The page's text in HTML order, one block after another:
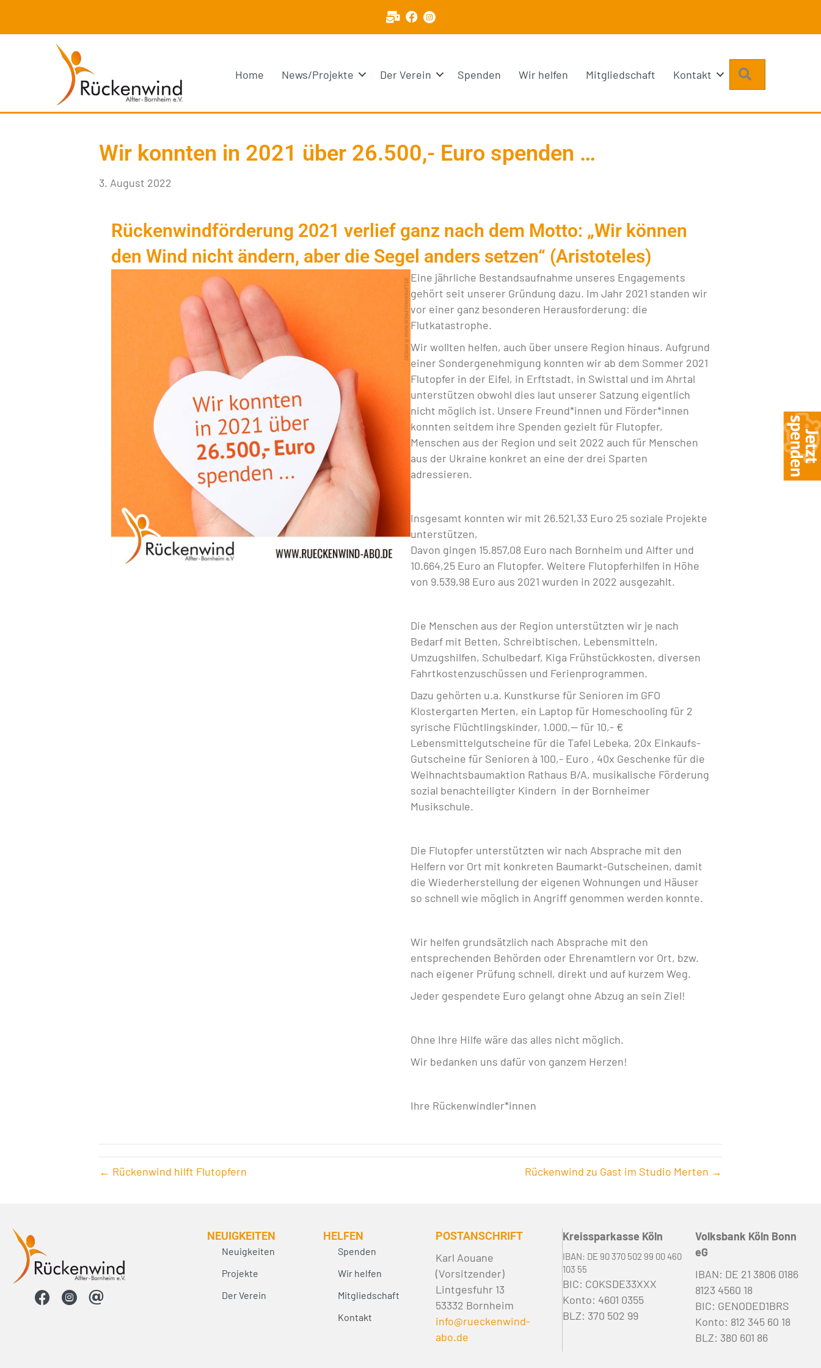
Home News/Projekte Der Verein Spenden Wir helfen Mitgliedschaft Kontakt
Wir konnten in 2021 über 26.500,- Euro spenden …
3. August 2022
Rückenwindförderung 2021 verlief ganz nach dem Motto: „Wir können
den Wind nicht ändern, aber die Segel anders setzen“ (Aristoteles)
Eine jährliche Bestandsaufnahme unseres Engagements
gehört seit unserer Gründung dazu. Im Jahr 2021 standen wir
vor einer ganz besonderen Herausforderung: die
Flutkatastrophe.
Wir wollten helfen, auch über unsere Region hinaus. Aufgrund
einer Sondergenehmigung konnten wir ab dem Sommer 2021
Flutopfer in der Eifel, in Erftstadt, in Swisttal und im Ahrtal
unterstützen obwohl dies laut unserer Satzung eigentlich
nicht möglich ist. Unsere Freund*innen und Förder*innen
konnten seitdem ihre Spenden gezielt für Flutopfer,
Menschen aus der Region und seit 2022 auch für Menschen
aus der Ukraine konkret an eine der drei Sparten
adressieren.
Insgesamt konnten wir mit 26.521,33 Euro 25 soziale Projekte
unterstützen,
Davon gingen 15.857,08 Euro nach Bornheim und Alfter und
10.664,25 Euro an Flutopfer. Weitere Flutopferhilfen in Höhe
von 9.539,98 Euro aus 2021 wurden in 2022 ausgezahlt.
Die Menschen aus der Region unterstützten wir je nach
Bedarf mit Betten, Schreibtischen, Lebensmitteln,
Umzugshilfen, Schulbedarf, Kiga Frühstückkosten, diversen
Fahrtkostenzuschüssen und Ferienprogrammen.
Dazu gehörten u.a. Kunstkurse für Senioren im GFO
Klostergarten Merten, ein Laptop für Homeschooling für 2
syrische Flüchtlingskinder, 1.000,-- für 10,- €
Lebensmittelgutscheine für die Tafel Lebeka, 20x Einkaufs-
Gutscheine für Senioren à 100,- Euro , 40x Geschenke für die
Weihnachtsbaumaktion Rathaus B/A, musikalische Förderung
sozial benachteiligter Kindern in der Bornheimer
Musikschule.
Die Flutopfer unterstützten wir nach Absprache mit den
Helfern vor Ort mit konkreten Baumarkt-Gutscheinen, damit
die Wiederherstellung der eigenen Wohnungen und Häuser
so schnell wie möglich in Angriff genommen werden konnte.
Wir helfen grundsätzlich nach Absprache mit den
entsprechenden Behörden oder Ehrenamtlern vor Ort, bzw.
nach eigener Prüfung schnell, direkt und auf kurzem Weg.
Jeder gespendete Euro gelangt ohne Abzug an sein Ziel!
Ohne Ihre Hilfe wäre das alles nicht möglich.
Wir bedanken uns dafür von ganzem Herzen!
Ihre Rückenwindler*innen
← Rückenwind hilft Flutopfern Rückenwind zu Gast im Studio Merten →
NEUIG­KEITEN
Neuigkeiten
Projekte
Der Verein
HELFEN
Spenden
Wir helfen
Mitgliedschaft
Kontakt
POST­ANSCHRIFT
Karl Aouane
(Vorsitzender)
Lintgesfuhr 13
53332 Bornheim
info@rueckenwind-
abo.de
Kreissparkasse Köln
IBAN: DE 90 370 502 99 00 460
103 55
BIC: COKSDE33XXX
Konto: 4601 0355
BLZ: 370 502 99
Volksbank Köln Bonn
eG
IBAN: DE 21 3806 0186
8123 4560 18
BIC: GENODED1BRS
Konto: 812 345 60 18
BLZ: 380 601 86